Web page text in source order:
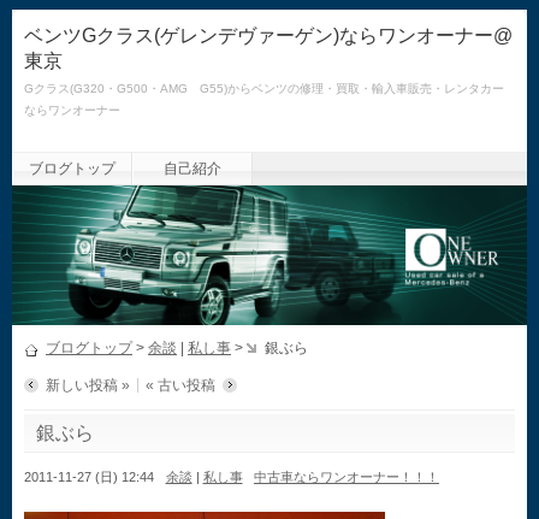
ベンツGクラス(ゲレンデヴァーゲン)ならワンオーナー@
東京
Gクラス(G320・G500・AMG G55)からベンツの修理・買取・輸入車販売・レンタカー
ならワンオーナー
ブログトップ 自己紹介
ブログトップ> 余談 私し事 > 銀ぶら
新しい投稿 » « 古い投稿
銀ぶら
2011-11-27 (日) 12:44 余談 | 私し事 中古車ならワンオーナー！！！